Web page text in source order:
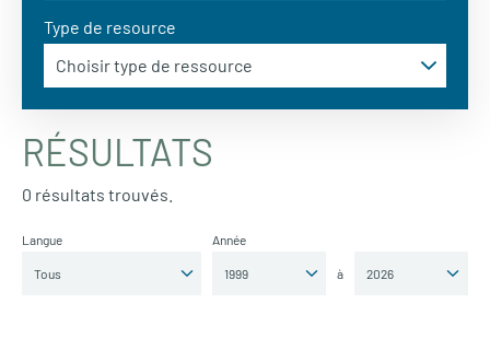
Type de resource
RÉSULTATS
0 résultats trouvés.
Langue Année
à